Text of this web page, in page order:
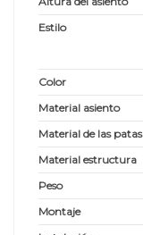
Estilo
Color
Material asiento
Material de las patas
Material estructura
Peso
Montaje